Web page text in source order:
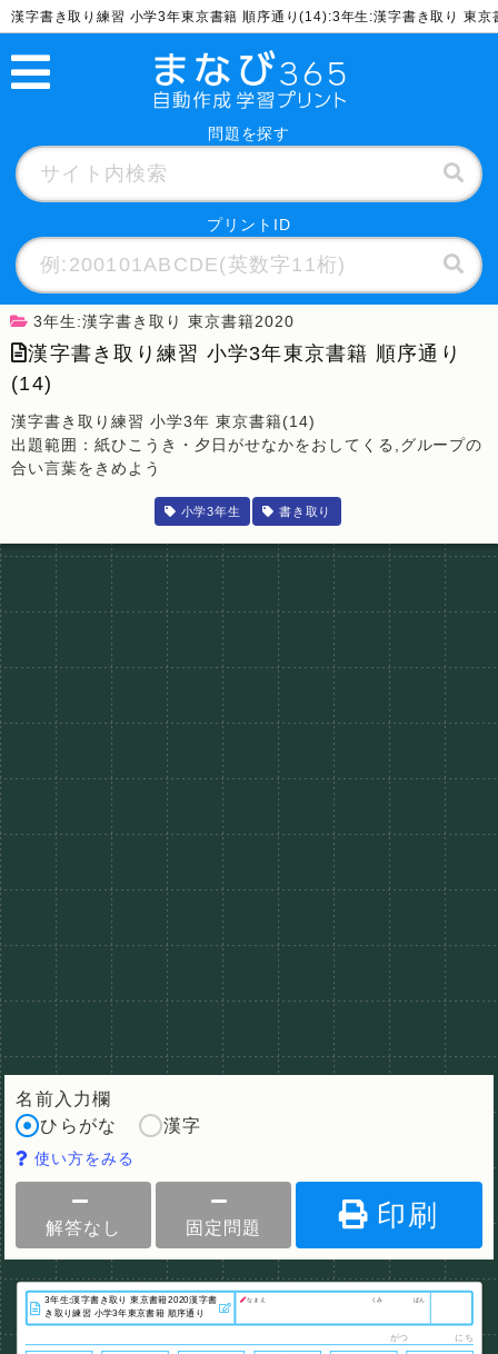
漢字書き取り練習 小学3年東京書籍 順序通り(14):3年生:漢字書き取り 東
問題を探す
プリントID
3年生:漢字書き取り 東京書籍2020
漢字書き取り練習 小学3年東京書籍 順序通り
(14)
漢字書き取り練習 小学3年 東京書籍(14)
出題範囲：紙ひこうき・夕日がせなかをおしてくる,グループの
合い言葉をきめよう
小学3年生 書き取り
名前入力欄
ひらがな
漢字
使い方をみる
解答なし 固定問題 印刷
なまえ くみ ばん
がつ にち